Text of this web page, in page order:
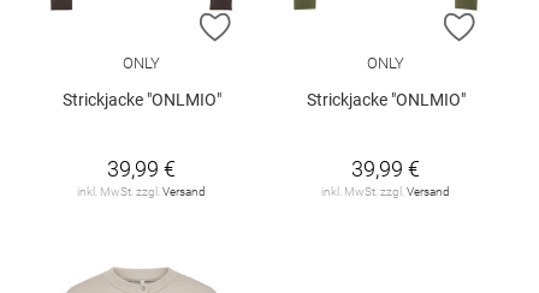
ZUR WUNSCHLISTE HINZUFÜGEN
ONLY
Strickjacke "ONLMIO"
39,99 €
inkl. MwSt. zzgl. Versand
ZUR
ONLY
Strickjacke "ONLMIO"
39,99 €
inkl. MwSt. zzgl. Versand